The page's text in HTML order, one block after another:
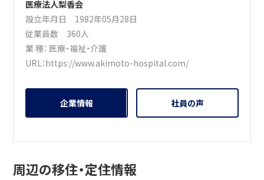
医療法人梨香会
設立年月日 1982年05月28日
従業員数 360人
業 種： 医療・福祉・介護
URL：https://www.akimoto-hospital.com/
企業情報 社員の声
周辺の移住・定住情報